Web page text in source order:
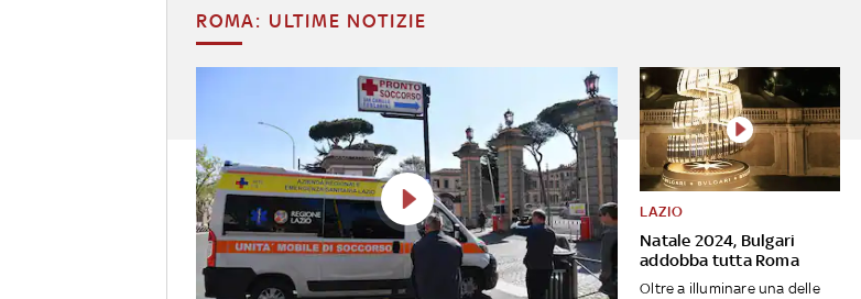
ROMA: ULTIME NOTIZIE
Natale 2024, Bulgari
addobba tutta Roma
LAZIO
Oltre a illuminare una delle